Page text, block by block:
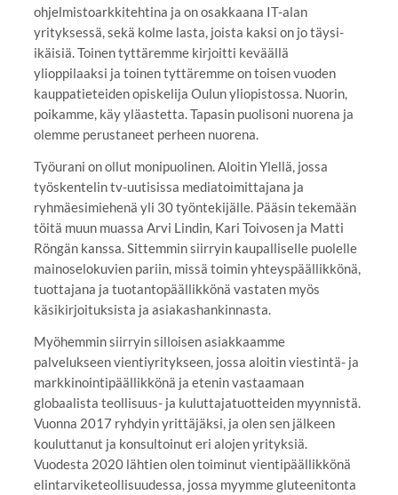
ohjelmistoarkkitehtina ja on osakkaana IT-alan
yrityksessä, sekä kolme lasta, joista kaksi on jo täysi-
ikäisiä. Toinen tyttäremme kirjoitti keväällä
ylioppilaaksi ja toinen tyttäremme on toisen vuoden
kauppatieteiden opiskelija Oulun yliopistossa. Nuorin,
poikamme, käy yläastetta. Tapasin puolisoni nuorena ja
olemme perustaneet perheen nuorena.
Työurani on ollut monipuolinen. Aloitin Ylellä, jossa
työskentelin tv-uutisissa mediatoimittajana ja
ryhmäesimiehenä yli 30 työntekijälle. Pääsin tekemään
töitä muun muassa Arvi Lindin, Kari Toivosen ja Matti
Röngän kanssa. Sittemmin siirryin kaupalliselle puolelle
mainoselokuvien pariin, missä toimin yhteyspäällikkönä,
tuottajana ja tuotantopäällikkönä vastaten myös
käsikirjoituksista ja asiakashankinnasta.
Myöhemmin siirryin silloisen asiakkaamme
palvelukseen vientiyritykseen, jossa aloitin viestintä- ja
markkinointipäällikkönä ja etenin vastaamaan
globaalista teollisuus- ja kuluttajatuotteiden myynnistä.
Vuonna 2017 ryhdyin yrittäjäksi, ja olen sen jälkeen
kouluttanut ja konsultoinut eri alojen yrityksiä.
Vuodesta 2020 lähtien olen toiminut vientipäällikkönä
elintarviketeollisuudessa, jossa myymme gluteenitonta